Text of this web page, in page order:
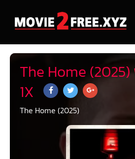
The Home
1X
The Home (2025)